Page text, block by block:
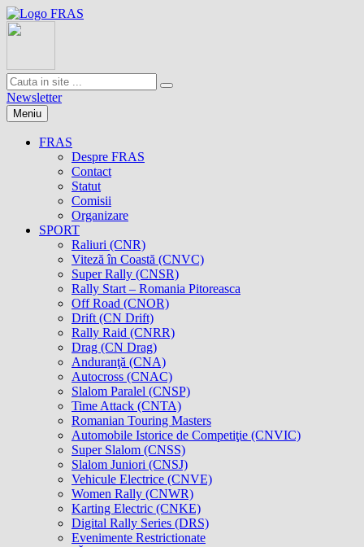
Newsletter
Meniu
FRAS
Despre FRAS
Contact
Statut
Comisii
Organizare
SPORT
Raliuri (CNR)
Viteză în Coastă (CNVC)
Super Rally (CNSR)
Rally Start – Romania Pitoreasca
Off Road (CNOR)
Drift (CN Drift)
Rally Raid (CNRR)
Drag (CN Drag)
Anduranţă (CNA)
Autocross (CNAC)
Slalom Paralel (CNSP)
Time Attack (CNTA)
Romanian Touring Masters
Automobile Istorice de Competiţie (CNVIC)
Super Slalom (CNSS)
Slalom Juniori (CNSJ)
Vehicule Electrice (CNVE)
Women Rally (CNWR)
Karting Electric (CNKE)
Digital Rally Series (DRS)
Evenimente Restrictionate